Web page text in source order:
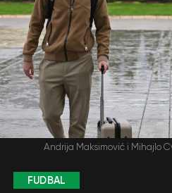
Andrija Maksimović i Mihajlo
FUDBAL